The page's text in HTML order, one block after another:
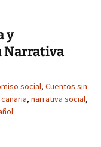
y
Narrativa
social, Cuentos sin
, narrativa social,